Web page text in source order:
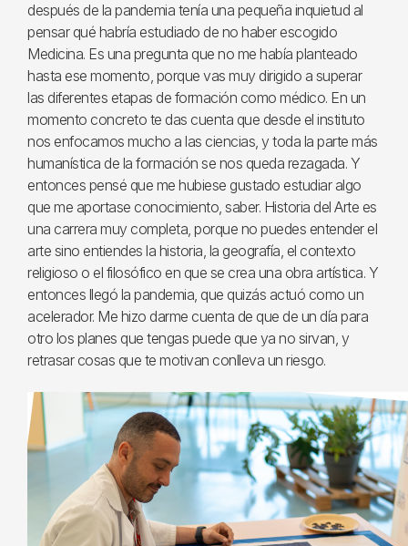
después de la pandemia tenía una pequeña inquietud al
pensar qué habría estudiado de no haber escogido
Medicina. Es una pregunta que no me había planteado
hasta ese momento, porque vas muy dirigido a superar
las diferentes etapas de formación como médico. En un
momento concreto te das cuenta que desde el instituto
nos enfocamos mucho a las ciencias, y toda la parte más
humanística de la formación se nos queda rezagada. Y
entonces pensé que me hubiese gustado estudiar algo
que me aportase conocimiento, saber. Historia del Arte es
una carrera muy completa, porque no puedes entender el
arte sino entiendes la historia, la geografía, el contexto
religioso o el filosófico en que se crea una obra artística. Y
entonces llegó la pandemia, que quizás actuó como un
acelerador. Me hizo darme cuenta de que de un día para
otro los planes que tengas puede que ya no sirvan, y
retrasar cosas que te motivan conlleva un riesgo.